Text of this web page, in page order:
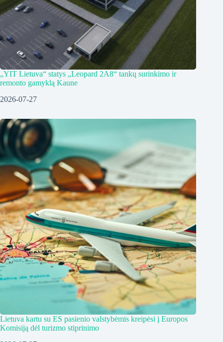
„YIT Lietuva“ statys „Leopard 2A8“ tankų surinkimo ir
remonto gamyklą Kaune
2026-07-27
Lietuva kartu su ES pasienio valstybėmis kreipėsi į Europos
Komisiją dėl turizmo stiprinimo